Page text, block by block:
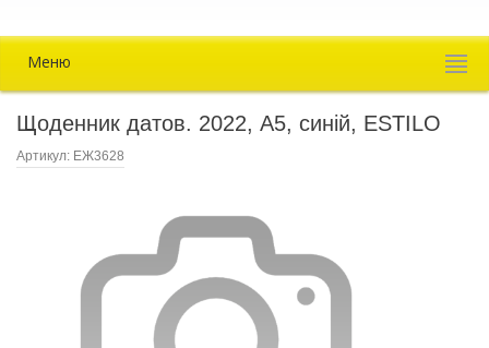
Меню
Щоденник датов. 2022, A5, синій, ESTILO
Артикул: ЕЖ3628